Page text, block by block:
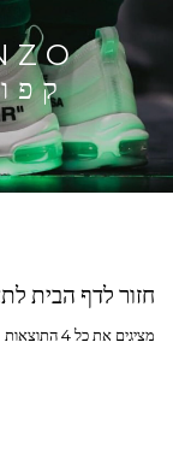
חזור לדף הבית
מציגים את כל ⁦4⁩ התוצאות